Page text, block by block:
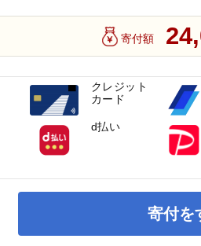
寄付額
寄付を
クレジット
カード
d払い